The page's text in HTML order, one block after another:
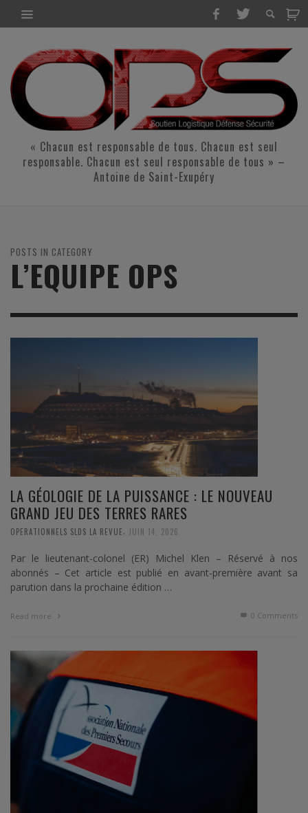
« Chacun est responsable de tous. Chacun est seul
responsable. Chacun est seul responsable de tous » –
Antoine de Saint-Exupéry
POSTS IN CATEGORY
L’EQUIPE OPS
LA GÉOLOGIE DE LA PUISSANCE : LE NOUVEAU
GRAND JEU DES TERRES RARES
OPERATIONNELS SLDS LA REVUE JUIN 14, 2026
Par le lieutenant-colonel (ER) Michel Klen – Réservé à nos
abonnés – Cet article est publié en avant-première avant sa
parution dans la prochaine édition …
Read more 0 Comments